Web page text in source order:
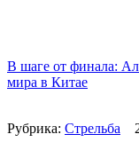
В шаге от финала:
мира в Китае
Рубрика: Стрельба